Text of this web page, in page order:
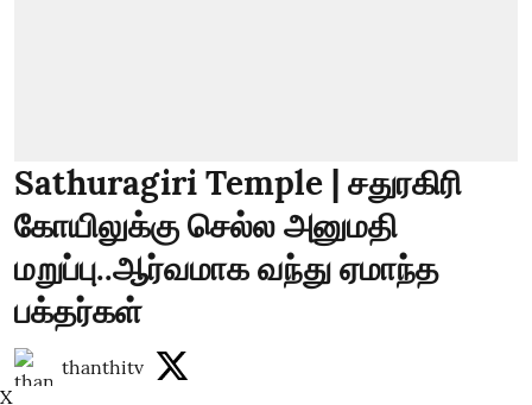
Sathuragiri Temple | சதுரகிரி
கோயிலுக்கு செல்ல அனுமதி
மறுப்பு..ஆர்வமாக வந்து ஏமாந்த
பக்தர்கள்
thanthitv
X